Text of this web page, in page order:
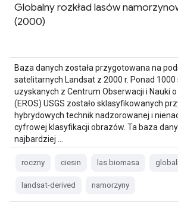
Globalny rozkład lasów
(2000)
Baza danych została przygotowana na
satelitarnych Landsat z 2000 r. Ponad
uzyskanych z Centrum Obserwacji i Nauki
(EROS) USGS zostało sklasyfikowanych
hybrydowych technik nadzorowanej i
cyfrowej klasyfikacji obrazów. Ta baza
najbardziej …
roczny ciesin las biomasa
landsat-derived namorzyny